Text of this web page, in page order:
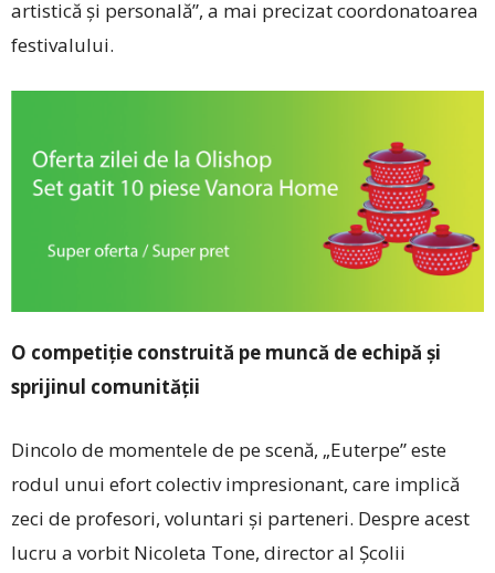
artistică și personală”, a mai precizat coordonatoarea
festivalului.
O competiție construită pe muncă de echipă și
sprijinul comunității
Dincolo de momentele de pe scenă, „Euterpe” este
rodul unui efort colectiv impresionant, care implică
zeci de profesori, voluntari și parteneri. Despre acest
lucru a vorbit Nicoleta Tone, director al Școlii